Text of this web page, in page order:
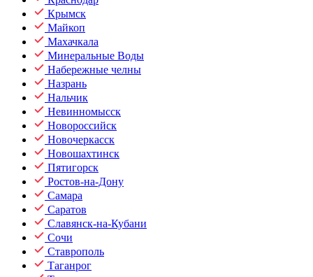
Крымск
Майкоп
Махачкала
Минеральные Воды
Набережные челны
Назрань
Нальчик
Невинномысск
Новороссийск
Новочеркасск
Новошахтинск
Пятигорск
Ростов-на-Дону
Самара
Саратов
Славянск-на-Кубани
Сочи
Ставрополь
Таганрог